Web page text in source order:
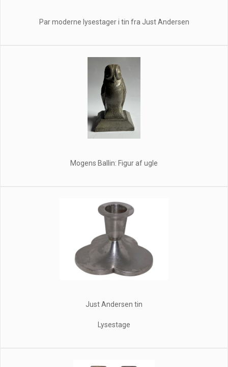
Par moderne lysestager i tin fra Just Andersen
Mogens Ballin: Figur af ugle
Just Andersen tin
Lysestage